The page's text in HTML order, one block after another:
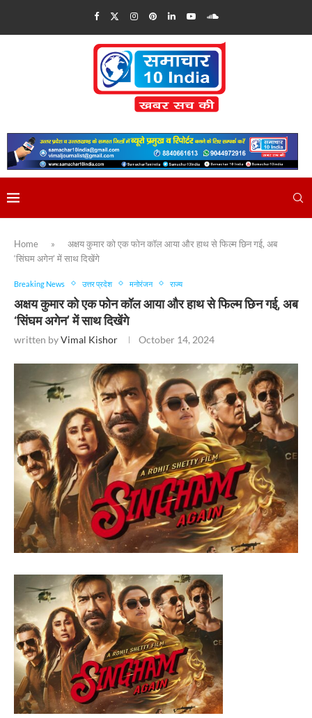
Home »
अक्षय कुमार को एक फोन कॉल आया और हाथ से फिल्म छिन गई, अब
‘सिंघम अगेन’ में साथ दिखेंगे
Breaking News उत्तर प्रदेश मनोरंजन राज्य
अक्षय कुमार को एक फोन कॉल आया और हाथ से फिल्म छिन गई, अब
‘सिंघम अगेन’ में साथ दिखेंगे
written byVimal Kishor October 14, 2024